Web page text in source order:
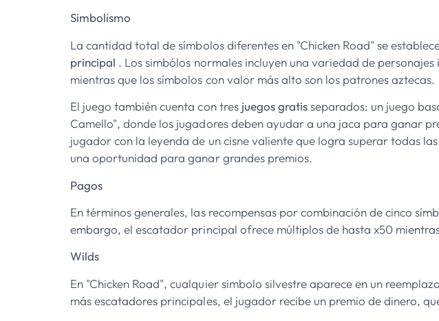
Simbolismo
La cantidad total de símbolos diferentes en "Chicken Road" se
principal . Los simbólos normales incluyen una variedad de
mientras que los símbolos con valor más alto son los patrones aztecas.
El juego también cuenta con tres juegos gratisseparados: un juego
Camello", donde los jugadores deben ayudar a una jaca para ganar
jugador con la leyenda de un cisne valiente que logra superar todas
una oportunidad para ganar grandes premios.
Pagos
En términos generales, las recompensas por combinación de cinco
embargo, el escatador principal ofrece múltiplos de hasta x50
Wilds
En "Chicken Road", cualquier simbolo silvestre aparece en un
más escatadores principales, el jugador recibe un premio de dinero,